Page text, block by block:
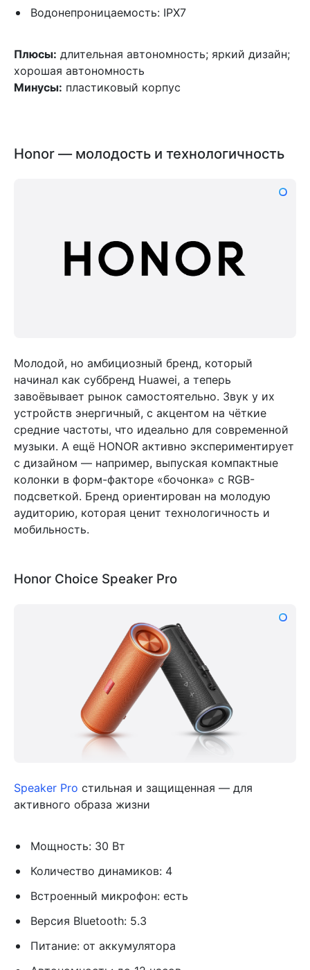
Водонепроницаемость: IPX7
Плюсы: длительная автономность; яркий дизайн;
хорошая автономность
Минусы: пластиковый корпус
Honor — молодость и технологичность
Молодой, но амбициозный бренд, который
начинал как суббренд Huawei, а теперь
завоёвывает рынок самостоятельно. Звук у их
устройств энергичный, с акцентом на чёткие
средние частоты, что идеально для современной
музыки. А ещё HONOR активно экспериментирует
с дизайном — например, выпуская компактные
колонки в форм-факторе «бочонка» с RGB-
подсветкой. Бренд ориентирован на молодую
аудиторию, которая ценит технологичность и
мобильность.
Honor Choice Speaker Pro
Speaker Pro стильная и защищенная — для
активного образа жизни
Мощность: 30 Вт
Количество динамиков: 4
Встроенный микрофон: есть
Версия Bluetooth: 5.3
Питание: от аккумулятора